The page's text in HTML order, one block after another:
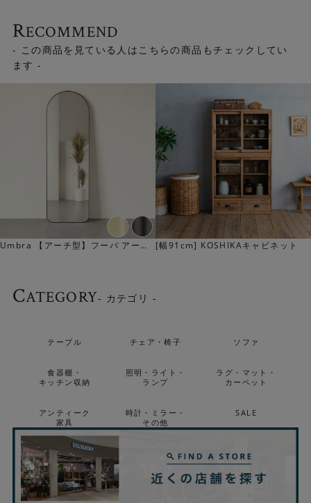
RECOMMEND
- この商品を見ている人はこちらの商品もチェックしてい
ます -
【アーチ型】フーバ アーチ
[幅91cm] KOSHIKAキャビネット
CATEGORY- カテゴリ -
テーブル チェア・椅子 ソファ
食器棚・
キッチン収納
照明・ライト・
ランプ
ラグ・マット・
カーペット
アンティーク
家具
時計・ミラー・
その他
SALE